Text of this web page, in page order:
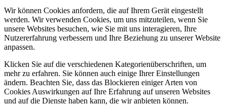
Wir können Cookies anfordern, die auf Ihrem Gerät eingestellt
werden. Wir verwenden Cookies, um uns mitzuteilen, wenn Sie
unsere Websites besuchen, wie Sie mit uns interagieren, Ihre
Nutzererfahrung verbessern und Ihre Beziehung zu unserer Website
anpassen.
Klicken Sie auf die verschiedenen Kategorienüberschriften, um
mehr zu erfahren. Sie können auch einige Ihrer Einstellungen
ändern. Beachten Sie, dass das Blockieren einiger Arten von
Cookies Auswirkungen auf Ihre Erfahrung auf unseren Websites
und auf die Dienste haben kann, die wir anbieten können.